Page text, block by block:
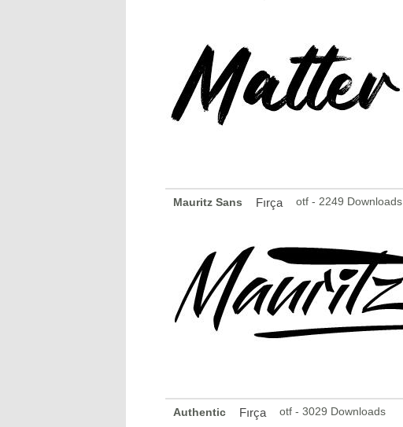
Mauritz Sans Fırça otf - 2249 Downloads
Authentic Fırça otf - 3029 Downloads